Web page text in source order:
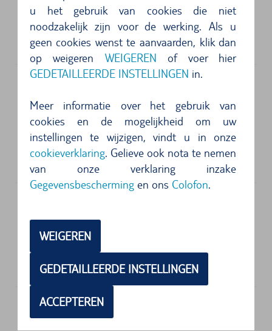
u het gebruik van cookies die niet
noodzakelijk zijn voor de werking. Als u
geen cookies wenst te aanvaarden, klik dan
op weigeren WEIGEREN of voer hier
GEDETAILLEERDE INSTELLINGEN in.
Meer informatie over het gebruik van
cookies en de mogelijkheid om uw
instellingen te wijzigen, vindt u in onze
cookieverklaring. Gelieve ook nota te nemen
van onze verklaring inzake
Gegevensbeschermingen ons Colofon.
WEIGEREN
GEDETAILLEERDE INSTELLINGEN
ACCEPTEREN
Europcar
Ibiza Aeropuerto
07817 Ibiza-Stad
Adres
Gobycar
Aeropuerto de Ibiza
Carretera Sa Caleta S/N
Adres
KEY´N GO
Aeropuerto de Ibiza
07818 Ibiza-Stad